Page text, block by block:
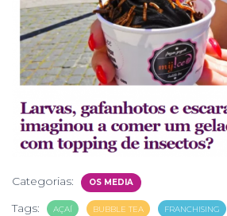
Categorias: OS MEDIA
Tags: AÇAÍ BUBBLE TEA FRANCHISING